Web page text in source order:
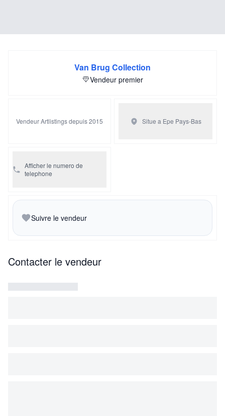
Van Brug Collection
Vendeur premier
Vendeur Artlistings depuis 2015 Situe a Epe Pays-Bas
Afficher le numero de
telephone
Suivre le vendeur
Contacter le vendeur